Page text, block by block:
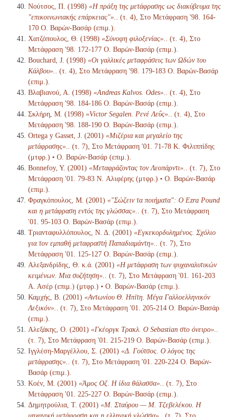
Νούτσος, Π. (1998) «Η πράξη της μετάφρασης ως διακύβευμα της
"επικοινωνιακής επάρκειας"».
. (τ. 4), Στο Μετάφραση '98. 164-
170 Ο. Βαρών-Βασάρ (επιμ.).
Χατζόπουλος, Θ. (1998) «Σύνοψη φιλοξενίας».
. (τ. 4), Στο
Μετάφραση '98. 172-177 Ο. Βαρών-Βασάρ (επιμ.).
Bouchard, J. (1998) «Οι γαλλικές μεταφράσεις των Ωδών του
Κάλβου».
. (τ. 4), Στο Μετάφραση '98. 179-183 Ο. Βαρών-Βασάρ
(επιμ.).
Βλαβιανού, Α. (1998) «Andreas Kalvos. Odes».
. (τ. 4), Στο
Μετάφραση '98. 184-186 Ο. Βαρών-Βασάρ (επιμ.).
Σκλήρη, Μ. (1998) «Victor Segalen. Ρενέ Λεΰς».
. (τ. 4), Στο
Μετάφραση '98. 188-190 Ο. Βαρών-Βασάρ (επιμ.).
Ortega y Gasset, J. (2001) «Μιζέρια και μεγαλείο της
μετάφρασης».
. (τ. 7), Στο Μετάφραση '01. 71-78 K. Φιλιππίδης
(μτφρ.) • Ο. Βαρών-Βασάρ (επιμ.).
Bonnefoy, Y. (2001) «Μεταφράζοντας τον Λεοπάρντι».
. (τ. 7), Στο
Μετάφραση '01. 79-83 N. Αλιφέρης (μτφρ.) • Ο. Βαρών-Βασάρ
(επιμ.).
Φραγκόπουλος, Μ. (2001) «"Σώζειν τα ποιήματα": Ο Ezra Pound
και η μετάφραση εντός της γλώσσας».
. (τ. 7), Στο Μετάφραση
'01. 95-103 Ο. Βαρών-Βασάρ (επιμ.).
Τριανταφυλλόπουλος, Ν. Δ. (2001) «Εγκεκορδυλημένος. Σχόλιο
για τον εμπαθή μεταφραστή Παπαδιαμάντη».
. (τ. 7), Στο
Μετάφραση '01. 125-127 Ο. Βαρών-Βασάρ (επιμ.).
Αλεξανδρίδης, Θ. κ.ά. (2001) «Η μετάφραση των ψυχαναλυτικών
κειμένων. Μια συζήτηση».
. (τ. 7), Στο Μετάφραση '01. 161-203
Α. Ασέρ (επιμ.) (μτφρ.) • Ο. Βαρών-Βασάρ (επιμ.).
Καμχής, Β. (2001) «Αντωνίου Θ. Ηπίτη. Μέγα Γαλλοελληνικόν
Λεξικόν».
. (τ. 7), Στο Μετάφραση '01. 205-214 Ο. Βαρών-Βασάρ
(επιμ.).
Αλεξάκης, Ο. (2001) «Γκέοργκ Τρακλ. Ο Sebastian στο όνειρο».
(τ. 7), Στο Μετάφραση '01. 215-219 Ο. Βαρών-Βασάρ (επιμ.).
Ιγγλέση-Μαργέλλου, Σ. (2001) «Δ. Γούτσος. Ο λόγος της
μετάφρασης».
. (τ. 7), Στο Μετάφραση '01. 220-224 Ο. Βαρών-
Βασάρ (επιμ.).
Κοέν, Μ. (2001) «Άμος Οζ. Η ίδια θάλασσα».
. (τ. 7), Στο
Μετάφραση '01. 225-227 Ο. Βαρών-Βασάρ (επιμ.).
Δημητρούλια, Τ. (2001) «Μ. Σταύρου — Μ. Τζεβελέκου. Η